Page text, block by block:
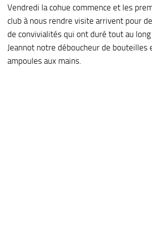
Vendredi la cohue commence et les
club à nous rendre visite arrivent pour
de convivialités qui ont duré tout au
Jeannot notre déboucheur de bouteilles
ampoules aux mains.